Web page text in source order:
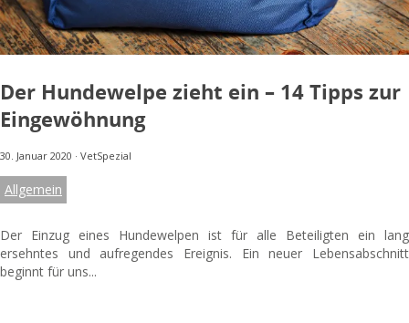
Der Hundewelpe zieht ein – 14 Tipps zur
Eingewöhnung
30. Januar 2020 · VetSpezial
Allgemein
Der Einzug eines Hundewelpen ist für alle Beteiligten ein lang
ersehntes und aufregendes Ereignis. Ein neuer Lebensabschnitt
beginnt für uns...